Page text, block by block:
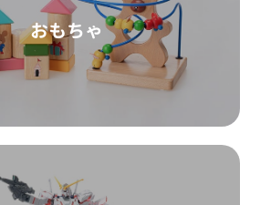
おもちゃ